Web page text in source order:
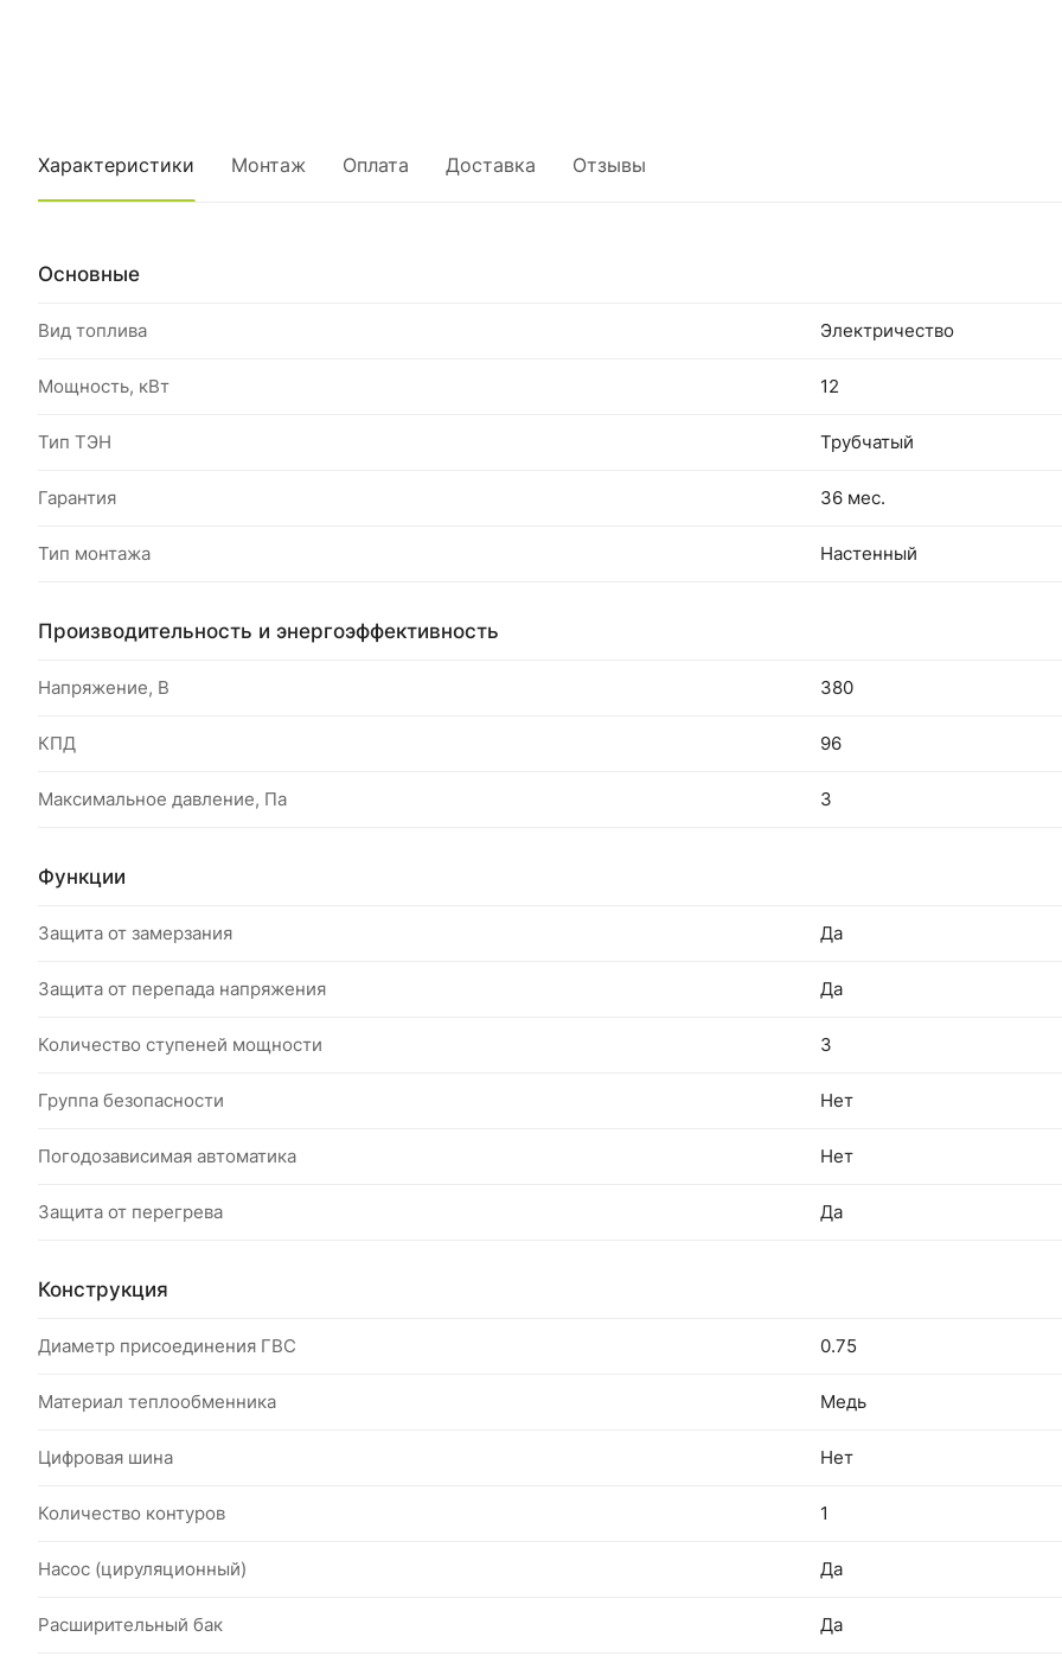
Характеристики Монтаж Оплата Доставка Отзывы
Основные
Вид топлива Электричество
Мощность, кВт 12
Тип ТЭН Трубчатый
Гарантия 36 мес.
Тип монтажа Настенный
Производительность и энергоэффективность
Напряжение, В 380
КПД 96
Максимальное давление, Па 3
Функции
Защита от замерзания Да
Защита от перепада напряжения Да
Количество ступеней мощности 3
Группа безопасности Нет
Погодозависимая автоматика Нет
Защита от перегрева Да
Конструкция
Диаметр присоединения ГВС 0.75
Материал теплообменника Медь
Цифровая шина Нет
Количество контуров 1
Насос (цируляционный) Да
Расширительный бак Да